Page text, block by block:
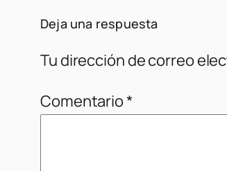
Deja una respuesta
Tu dirección de correo
Comentario*